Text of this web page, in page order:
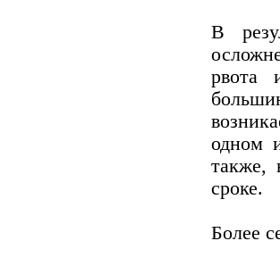
В
рвота
одном
также,
сроке.
Более